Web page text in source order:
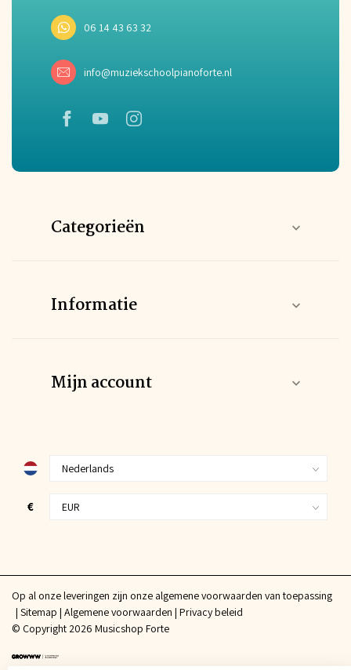
06 14 43 63 32
info@muziekschoolpianoforte.nl
Categorieën
Informatie
Mijn account
€
Op al onze leveringen zijn onze algemene voorwaarden van toepassing
Sitemap Algemene voorwaarden Privacy beleid
© Copyright 2026 Musicshop Forte